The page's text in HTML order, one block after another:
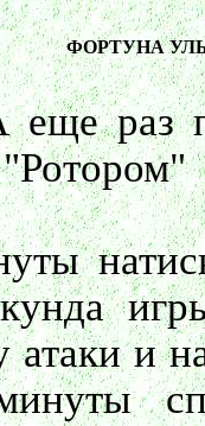
ФОРТУНА
раз
атаки и